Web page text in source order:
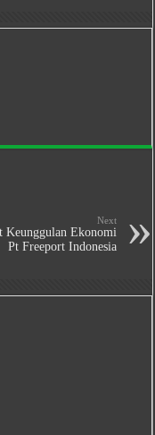
Next
Keunggulan Ekonomi
Pt Freeport Indonesia